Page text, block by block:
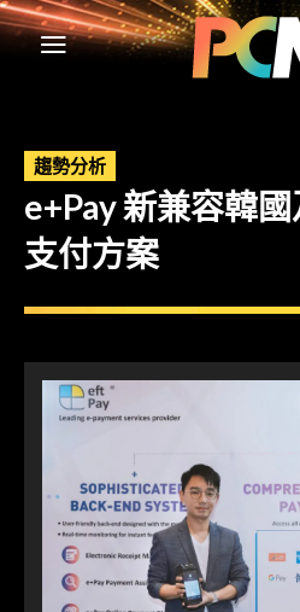
趨勢分析
e+Pay 新兼容韓
支付方案